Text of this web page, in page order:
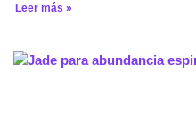
Leer más »